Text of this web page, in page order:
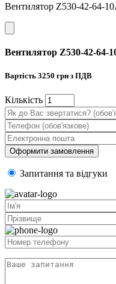
Вентилятор Z530-42-64-
Вентилятор Z530-42-
Вартість 3250 грн з ПДВ
Кiлькiсть
Запитання та вiдгуки